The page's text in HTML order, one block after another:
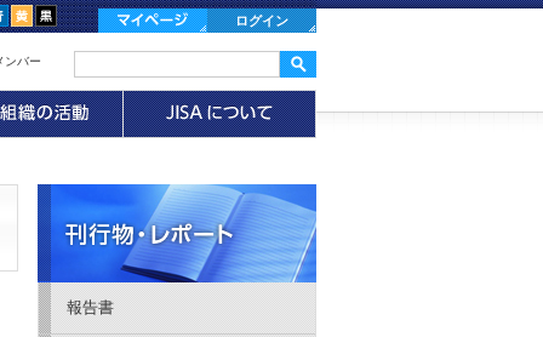
ログイン
ンバー
報告書